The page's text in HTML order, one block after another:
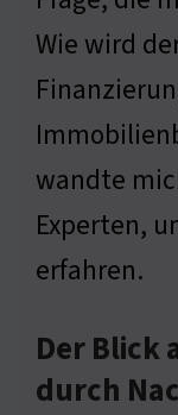
Wie wird
wandte
Experten,
erfahren.
Der Blick
durch